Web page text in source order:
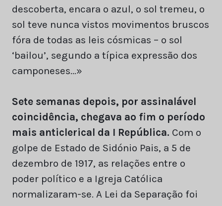
descoberta, encara o azul, o sol tremeu, o
sol teve nunca vistos movimentos bruscos
fóra de todas as leis cósmicas – o sol
‘bailou’, segundo a típica expressão dos
camponeses…»
Sete semanas depois, por assinalável
coincidência, chegava ao fim o período
mais anticlerical da I República. Com o
golpe de Estado de Sidónio Pais, a 5 de
dezembro de 1917, as relações entre o
poder político e a Igreja Católica
normalizaram-se. A Lei da Separação foi